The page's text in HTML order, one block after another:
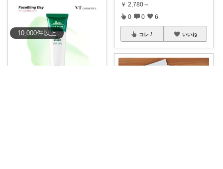
10,000件以上
￥ 2,780～
0 0 6
コレ いいね